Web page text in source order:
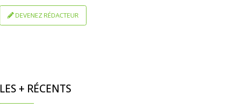
DEVENEZ RÉDACTEUR
LES + RÉCENTS